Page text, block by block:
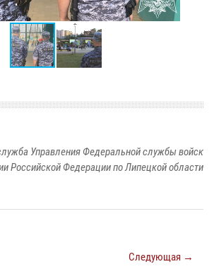
Управления Федеральной службы войск
Российской Федерации по Липецкой области
Следующая →